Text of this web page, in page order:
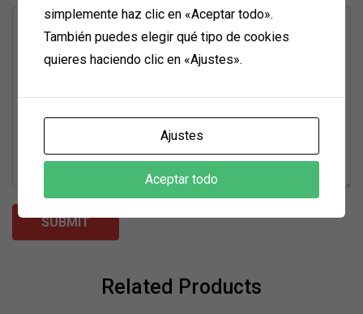
Related Products
simplemente haz clic en «Aceptar todo».
También puedes elegir qué tipo de cookies
quieres haciendo clic en «Ajustes».
Ajustes
Aceptar todo